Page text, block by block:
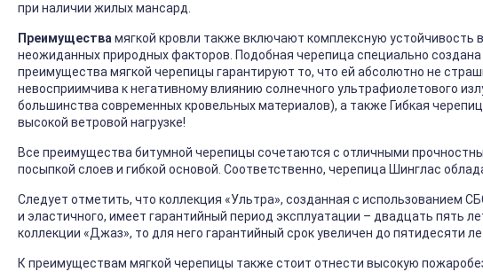
при наличии жилых мансард.
Преимуществамягкой кровли также включают комплексную устойчивость
неожиданных природных факторов. Подобная черепица специально
преимущества мягкой черепицы гарантируют то, что ей абсолютно не
невосприимчива к негативному влиянию солнечного ультрафиолетового
большинства современных кровельных материалов), а также Гибкая
высокой ветровой нагрузке!
Все преимущества битумной черепицы сочетаются с отличными
посыпкой слоев и гибкой основой. Соответственно, черепица Шинглас
Следует отметить, что коллекция «Ультра», созданная с использованием
и эластичного, имеет гарантийный период эксплуатации – двадцать пять
коллекции «Джаз», то для него гарантийный срок увеличен до пятидесяти
К преимуществам мягкой черепицы также стоит отнести высокую